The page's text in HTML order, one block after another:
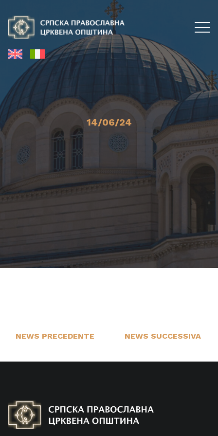
14/06/24
NEWS PRECEDENTE NEWS SUCCESSIVA